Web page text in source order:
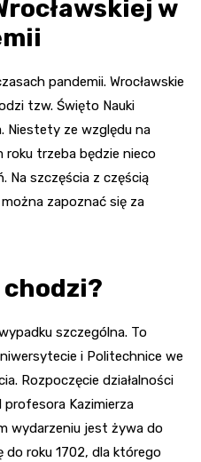
w
pandemii. Wrocławskie
tzw. Święto Nauki
Niestety ze względu na
roku trzeba będzie nieco
Na szczęścia z częścią
zapoznać się za
chodzi?
szczególna. To
i Politechnice we
Rozpoczęcie działalności
profesora Kazimierza
wydarzeniu jest żywa do
roku 1702, dla którego